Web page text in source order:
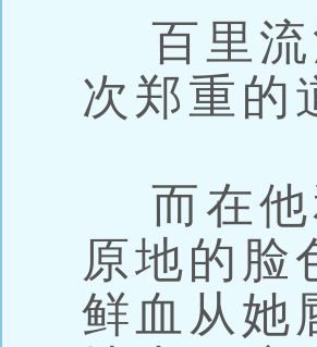
百里流
次郑重的
而在他
原地的脸
鲜血从她